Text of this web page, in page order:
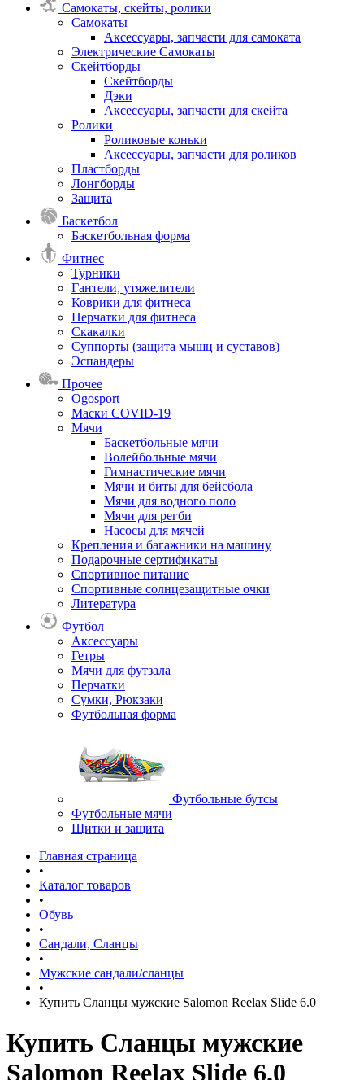
Самокаты, скейты, ролики
Самокаты
Аксессуары, запчасти для самоката
Электрические Самокаты
Скейтборды
Скейтборды
Дэки
Аксессуары, запчасти для скейта
Ролики
Роликовые коньки
Аксессуары, запчасти для роликов
Пластборды
Лонгборды
Защита
Баскетбол
Баскетбольная форма
Фитнес
Турники
Гантели, утяжелители
Коврики для фитнеса
Перчатки для фитнеса
Скакалки
Суппорты (защита мышц и суставов)
Эспандеры
Прочее
Ogosport
Маски COVID-19
Мячи
Баскетбольные мячи
Волейбольные мячи
Гимнастические мячи
Мячи и биты для бейсбола
Мячи для водного поло
Мячи для регби
Насосы для мячей
Крепления и багажники на машину
Подарочные сертификаты
Спортивное питание
Спортивные солнцезащитные очки
Литература
Футбол
Аксессуары
Гетры
Мячи для футзала
Перчатки
Сумки, Рюкзаки
Футбольная форма
Футбольные бутсы
Футбольные мячи
Щитки и защита
Главная страница
•
Каталог товаров
•
Обувь
•
Сандали, Сланцы
•
Мужские сандали/сланцы
•
Купить Сланцы мужские Salomon Reelax Slide 6.0
Купить Сланцы мужские
Salomon Reelax Slide 6.0